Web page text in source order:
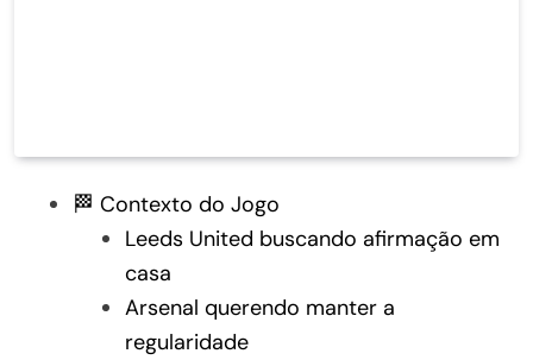
🏁 Contexto do Jogo
Leeds United buscando afirmação em
casa
Arsenal querendo manter a
regularidade